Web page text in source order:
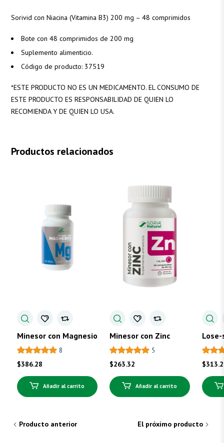
Sorivid con Niacina (Vitamina B3) 200 mg – 48 comprimidos
Bote con 48 comprimidos de 200 mg
Suplemento alimenticio.
Código de producto: 37519
*ESTE PRODUCTO NO ES UN MEDICAMENTO. EL CONSUMO DE
ESTE PRODUCTO ES RESPONSABILIDAD DE QUIEN LO
RECOMIENDA Y DE QUIEN LO USA.
Productos relacionados
Minesor con Magnesio
8
$386.28
Añadir al carrito
Minesor con Zinc
5
$263.32
Añadir al carrito
$
Producto anterior El próximo producto